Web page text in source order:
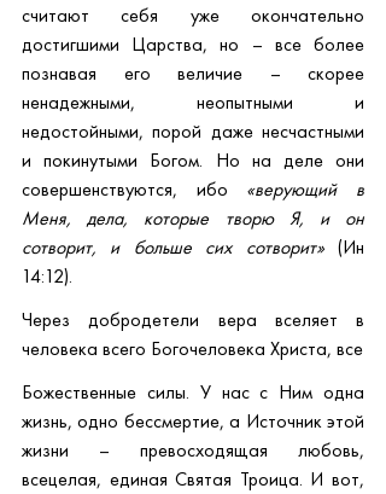
считают себя уже окончательно
достигшими Царства, но – все более
познавая его величие – скорее
ненадежными, неопытными и
недостойными, порой даже несчастными
и покинутыми Богом. Но на деле они
совершенствуются, ибо «верующий в
Меня, дела, которые творю Я, и он
сотворит, и больше сих сотворит» (Ин
14:12).
Через добродетели вера вселяет в
человека всего Богочеловека Христа, все
Божественные силы. У нас с Ним одна
жизнь, одно бессмертие, а Источник этой
жизни – превосходящая любовь,
всецелая, единая Святая Троица. И вот,